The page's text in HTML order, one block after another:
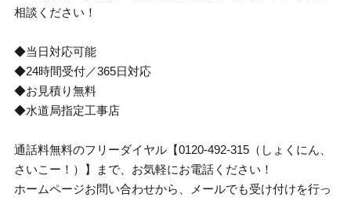
相談ください！
◆当日対応可能
◆24時間受付／365日対応
◆お見積り無料
◆水道局指定工事店
通話料無料のフリーダイヤル【0120-492-315（しょくにん、
さいこー！）】まで、お気軽にお電話ください！
ホームページお問い合わせから、メールでも受け付けを行っ